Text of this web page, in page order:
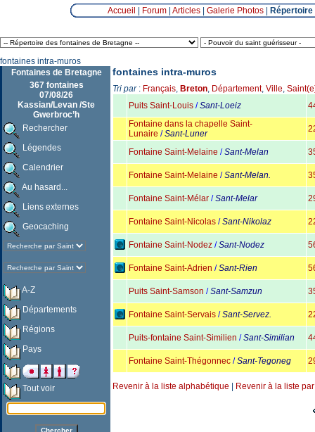
Accueil Forum| Articles| Galerie Photos|
fontaines intra-muros
Fontaines de Bretagne
367 fontaines
07/08/26
Kassian/Levan /Ste
Gwerbroc’h
Rechercher
Légendes
Calendrier
Au hasard...
Liens externes
Geocaching
A-Z
Départements
Régions
Pays
Tout voir
fontaines intra-muros
Tri par: Français, Breton, Département, Ville,
Puits Saint-Louis /Sant-Loeiz
Fontaine dans la chapelle Saint-
Lunaire /Sant-Luner
Fontaine Saint-Melaine /Sant-Melan
Fontaine Saint-Melaine /Sant-Melan.
Fontaine Saint-Mélar /Sant-Melar
Fontaine Saint-Nicolas /Sant-Nikolaz
Fontaine Saint-Nodez /Sant-Nodez
Fontaine Saint-Adrien /Sant-Rien
Puits Saint-Samson /Sant-Samzun
Fontaine Saint-Servais /Sant-Servez.
Puits-fontaine Saint-Similien /Sant-Similian
Fontaine Saint-Thégonnec /Sant-Tegoneg
Revenir à la liste alphabétique Revenir à la liste